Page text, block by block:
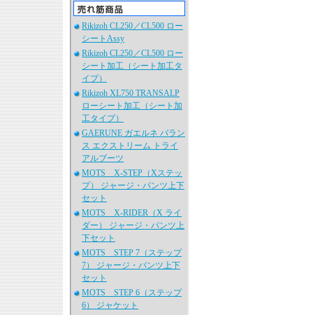
Rikizoh CL250／CL500 ロー
シートAssy
Rikizoh CL250／CL500 ロー
シート加工（シート加工タ
イプ）
Rikizoh XL750 TRANSALP
ローシート加工（シート加
工タイプ）
GAERUNE ガエルネ バラン
ス エクストリーム トライ
アルブーツ
MOTS X-STEP（Xステッ
プ） ジャージ・パンツ上下
セット
MOTS X-RIDER（X ライ
ダー） ジャージ・パンツ上
下セット
MOTS STEP 7（ステップ
7） ジャージ・パンツ上下
セット
MOTS STEP 6（ステップ
6） ジャケット